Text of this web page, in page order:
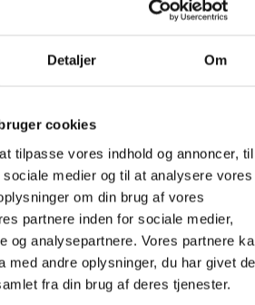
Detaljer Om
cookies
tilpasse vores indhold og annoncer,
medier og til at analysere vores
om din brug af vores
partnere inden for sociale medier,
og analysepartnere. Vores partnere
med andre oplysninger, du har givet
fra din brug af deres tjenester.
implementering af
ESG i kerneforretningen er
en struktureret proces.